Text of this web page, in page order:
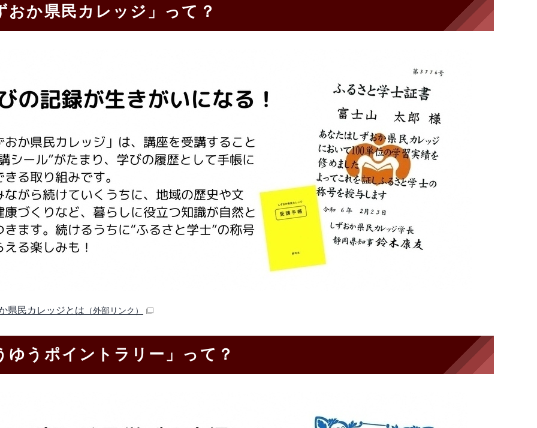
おか県民カレッジ」って？
県民カレッジとは （外部リンク）
ゆうポイントラリー」って？